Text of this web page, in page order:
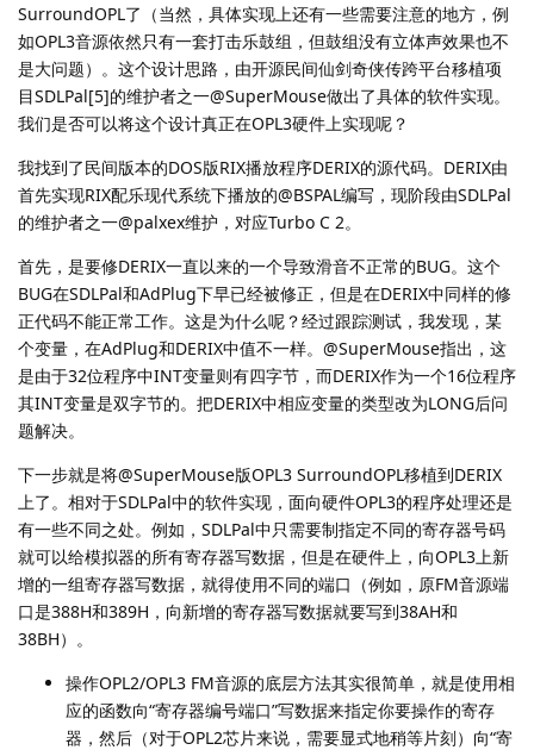
SurroundOPL了（当然，具体实现上还有一些需要注意的地方，例
如OPL3音源依然只有一套打击乐鼓组，但鼓组没有立体声效果也不
是大问题）。这个设计思路，由开源民间仙剑奇侠传跨平台移植项
目SDLPal[5]的维护者之一@SuperMouse做出了具体的软件实现。
我们是否可以将这个设计真正在OPL3硬件上实现呢？
我找到了民间版本的DOS版RIX播放程序DERIX的源代码。DERIX由
首先实现RIX配乐现代系统下播放的@BSPAL编写，现阶段由SDLPal
的维护者之一@palxex维护，对应Turbo C 2。
首先，是要修DERIX一直以来的一个导致滑音不正常的BUG。这个
BUG在SDLPal和AdPlug下早已经被修正，但是在DERIX中同样的修
正代码不能正常工作。这是为什么呢？经过跟踪测试，我发现，某
个变量，在AdPlug和DERIX中值不一样。@SuperMouse指出，这
是由于32位程序中INT变量则有四字节，而DERIX作为一个16位程序
其INT变量是双字节的。把DERIX中相应变量的类型改为LONG后问
题解决。
下一步就是将@SuperMouse版OPL3 SurroundOPL移植到DERIX
上了。相对于SDLPal中的软件实现，面向硬件OPL3的程序处理还是
有一些不同之处。例如，SDLPal中只需要制指定不同的寄存器号码
就可以给模拟器的所有寄存器写数据，但是在硬件上，向OPL3上新
增的一组寄存器写数据，就得使用不同的端口（例如，原FM音源端
口是388H和389H，向新增的寄存器写数据就要写到38AH和
38BH）。
操作OPL2/OPL3 FM音源的底层方法其实很简单，就是使用相
应的函数向“寄存器编号端口”写数据来指定你要操作的寄存
器，然后（对于OPL2芯片来说，需要显式地稍等片刻）向“寄